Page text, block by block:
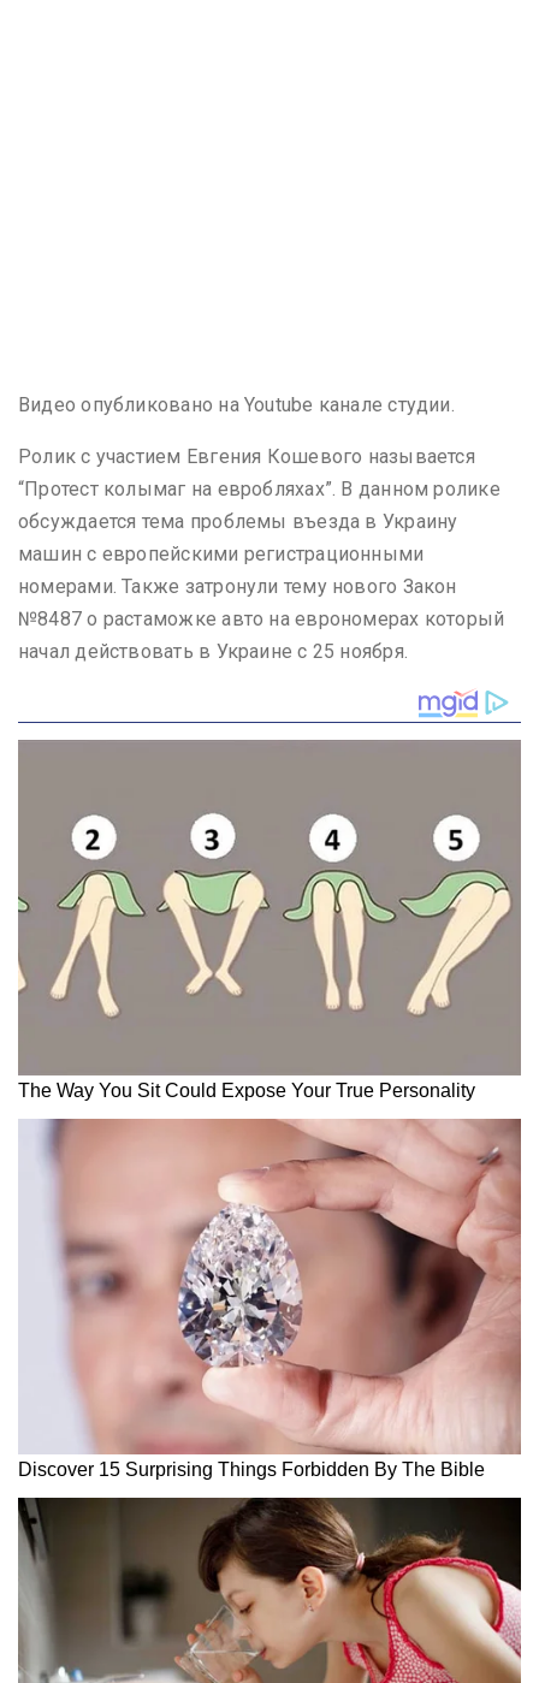
Видео опубликовано на Youtube канале студии.
Ролик с участием Евгения Кошевого называется
“Протест колымаг на евробляхах”. В данном ролике
обсуждается тема проблемы въезда в Украину
машин с европейскими регистрационными
номерами. Также затронули тему нового Закон
№8487 о растаможке авто на еврономерах который
начал действовать в Украине с 25 ноября.